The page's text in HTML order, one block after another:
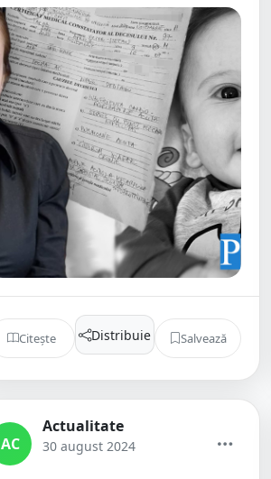
Citește Distribuie Salvează
AC
Actualitate
30 august 2024